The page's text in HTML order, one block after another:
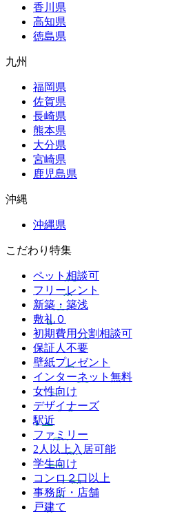
香川県
高知県
徳島県
九州
福岡県
佐賀県
長崎県
熊本県
大分県
宮崎県
鹿児島県
沖縄
沖縄県
こだわり特集
ペット相談可
フリーレント
新築・築浅
敷礼０
初期費用分割相談可
保証人不要
壁紙プレゼント
インターネット無料
女性向け
デザイナーズ
駅近
ファミリー
2人以上入居可能
学生向け
コンロ２口以上
事務所・店舗
戸建て